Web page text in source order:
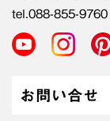
tel.088-855-
お問い合せ